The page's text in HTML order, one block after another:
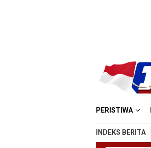
PERISTIWA
INDEKS BERITA